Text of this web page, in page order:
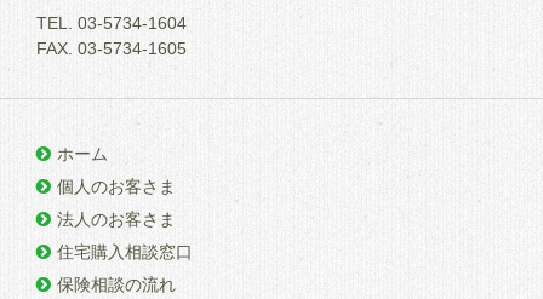
TEL. 03-5734-1604
FAX. 03-5734-1605
ホーム
個人のお客さま
法人のお客さま
住宅購入相談窓口
保険相談の流れ